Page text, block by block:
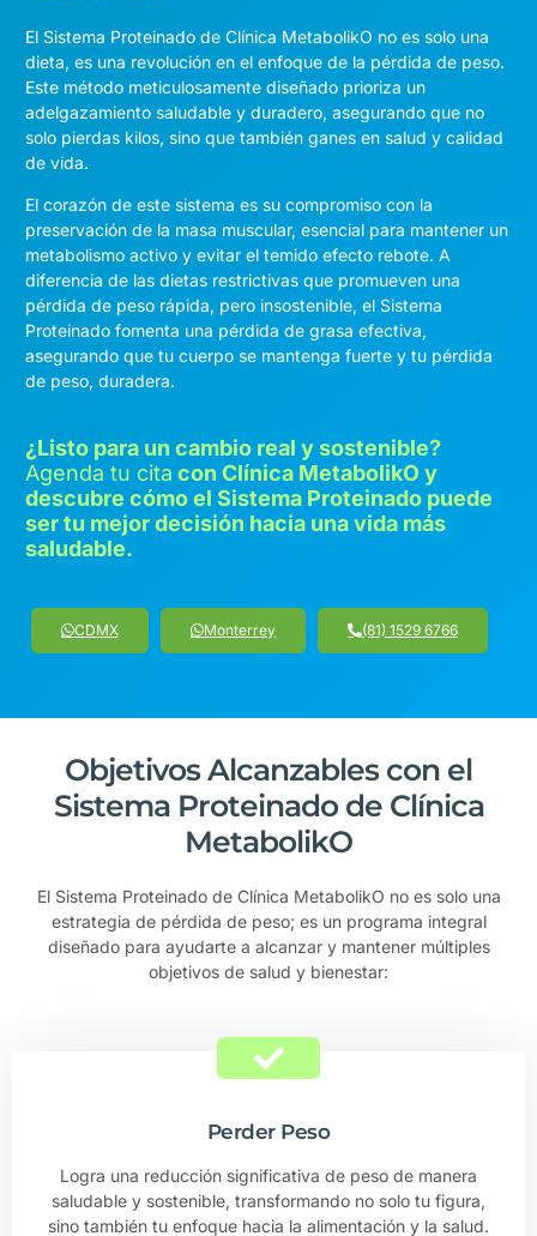
El Sistema Proteinado de Clínica MetabolikO no es solo una
dieta, es una revolución en el enfoque de la pérdida de peso.
Este método meticulosamente diseñado prioriza un
adelgazamiento saludable y duradero, asegurando que no
solo pierdas kilos, sino que también ganes en salud y calidad
de vida.
El corazón de este sistema es su compromiso con la
preservación de la masa muscular, esencial para mantener un
metabolismo activo y evitar el temido efecto rebote. A
diferencia de las dietas restrictivas que promueven una
pérdida de peso rápida, pero insostenible, el Sistema
Proteinado fomenta una pérdida de grasa efectiva,
asegurando que tu cuerpo se mantenga fuerte y tu pérdida
de peso, duradera.
¿Listo para un cambio real y sostenible?
Agenda tu cita con Clínica MetabolikO y
descubre cómo el Sistema Proteinado puede
ser tu mejor decisión hacia una vida más
saludable.
CDMX Monterrey (81) 1529 6766
Objetivos Alcanzables con el
Sistema Proteinado de Clínica
MetabolikO
El Sistema Proteinado de Clínica MetabolikO no es solo una
estrategia de pérdida de peso; es un programa integral
diseñado para ayudarte a alcanzar y mantener múltiples
objetivos de salud y bienestar:
Perder Peso
Logra una reducción significativa de peso de manera
saludable y sostenible, transformando no solo tu figura,
sino también tu enfoque hacia la alimentación y la salud.